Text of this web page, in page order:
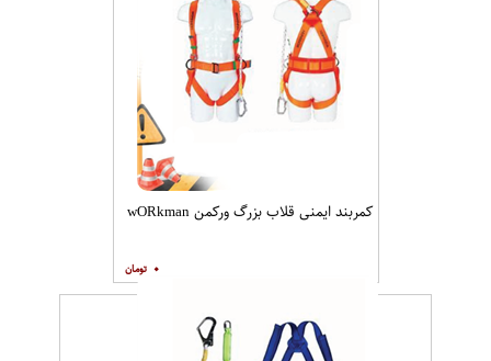
کمربند ایمنی قلاب بزرگ ورکمن wO​Rkman
۰